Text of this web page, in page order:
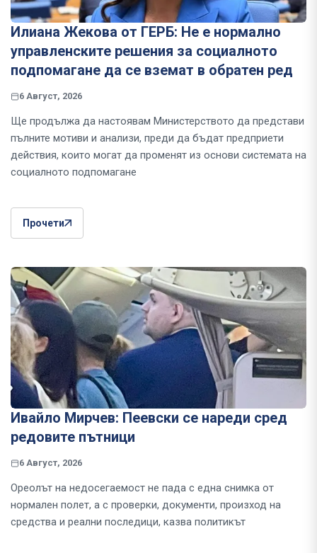
Илиана Жекова от ГЕРБ: Не е нормално
управленските решения за социалното
подпомагане да се вземат в обратен ред
6 Август, 2026
Ще продължа да настоявам Министерството да представи
пълните мотиви и анализи, преди да бъдат предприети
действия, които могат да променят из основи системата на
социалното подпомагане
Прочети
Ивайло Мирчев: Пеевски се нареди сред
редовите пътници
6 Август, 2026
Ореолът на недосегаемост не пада с една снимка от
нормален полет, а с проверки, документи, произход на
средства и реални последици, казва политикът